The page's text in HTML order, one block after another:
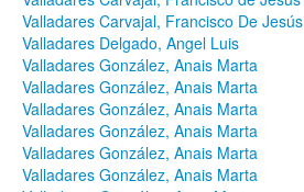
Valladares Carvajal, Francisco De Jesús
Valladares Delgado, Angel Luis
Valladares González, Anais Marta
Valladares González, Anais Marta
Valladares González, Anais Marta
Valladares González, Anais Marta
Valladares González, Anais Marta
Valladares González, Anais Marta